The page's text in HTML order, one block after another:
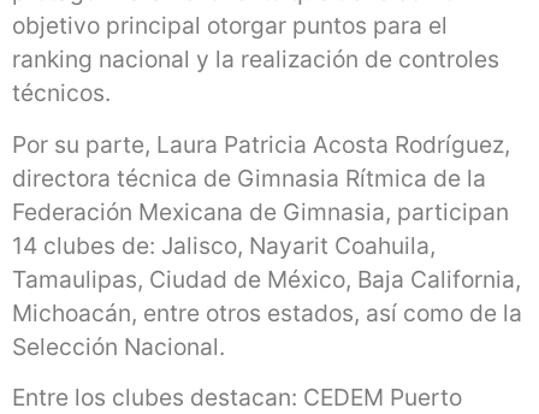
objetivo principal otorgar puntos para el
ranking nacional y la realización de controles
técnicos.
Por su parte, Laura Patricia Acosta Rodríguez,
directora técnica de Gimnasia Rítmica de la
Federación Mexicana de Gimnasia, participan
14 clubes de: Jalisco, Nayarit Coahuila,
Tamaulipas, Ciudad de México, Baja California,
Michoacán, entre otros estados, así como de la
Selección Nacional.
Entre los clubes destacan: CEDEM Puerto